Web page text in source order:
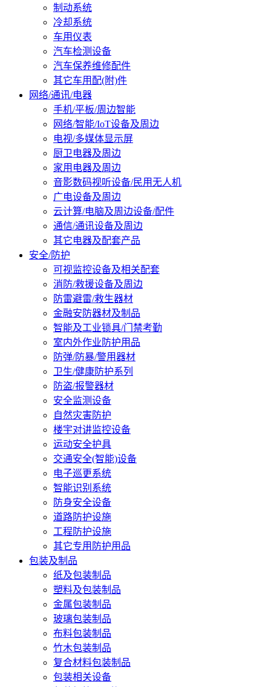
制动系统
冷却系统
车用仪表
汽车检测设备
汽车保养维修配件
其它车用配(附)件
网络/通讯/电器
手机/平板/周边智能
网络/智能/IoT设备及周边
电视/多媒体显示屏
厨卫电器及周边
家用电器及周边
音影数码视听设备/民用无人机
广电设备及周边
云计算/电脑及周边设备/配件
通信/通讯设备及周边
其它电器及配套产品
安全/防护
可视监控设备及相关配套
消防/救援设备及周边
防雷避雷/救生器材
金融安防器材及制品
智能及工业锁具/门禁考勤
室内外作业防护用品
防弹/防暴/警用器材
卫生/健康防护系列
防盗/报警器材
安全监测设备
自然灾害防护
楼宇对讲监控设备
运动安全护具
交通安全(智能)设备
电子巡更系统
智能识别系统
防身安全设备
道路防护设施
工程防护设施
其它专用防护用品
包装及制品
纸及包装制品
塑料及包装制品
金属包装制品
玻璃包装制品
布料包装制品
竹木包装制品
复合材料包装制品
包装相关设备